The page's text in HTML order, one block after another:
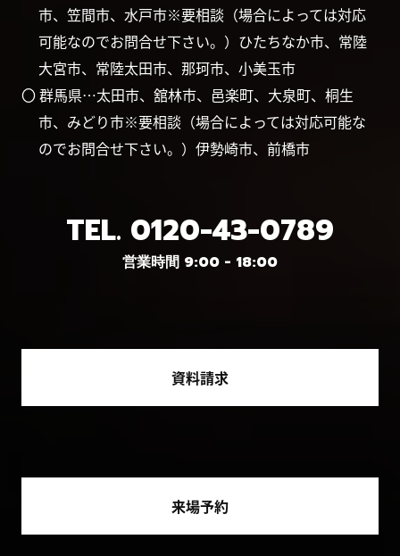
市、笠間市、水戸市※要相談（場合によっては対応
可能なのでお問合せ下さい。）ひたちなか市、常陸
大宮市、常陸太田市、那珂市、小美玉市
〇 群馬県…太田市、舘林市、邑楽町、大泉町、桐生
市、みどり市※要相談（場合によっては対応可能な
のでお問合せ下さい。）伊勢崎市、前橋市
TEL. 0120-43-0789
営業時間 9:00 - 18:00
資料請求
来場予約